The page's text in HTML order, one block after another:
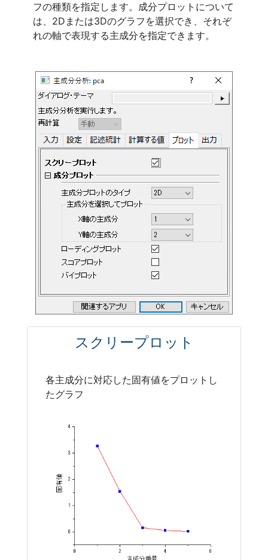
フの種類を指定します。成分プロットについて
は、2Dまたは3Dのグラフを選択でき、それぞ
れの軸で表現する主成分を指定できます。
スクリープロット
各主成分に対応した固有値をプロットし
たグラフ